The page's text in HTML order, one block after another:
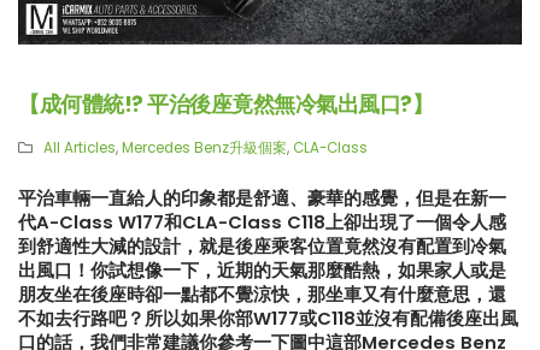
【成何體統!? 平治後座竟然無冷氣出風口?】
All Articles,Mercedes Benz升級個案, CLA-Class
平治車輛一直給人的印象都是舒適、豪華的感覺，但是在新一
代A-Class W177和CLA-Class C118上卻出現了一個令人感
到舒適性大減的設計，就是後座乘客位置竟然沒有配置到冷氣
出風口！你試想像一下，近期的天氣那麼酷熱，如果家人或是
朋友坐在後座時卻一點都不覺涼快，那坐車又有什麼意思，還
不如去行路吧？所以如果你部W177或C118並沒有配備後座出風
口的話，我們非常建議你參考一下圖中這部Mercedes Benz